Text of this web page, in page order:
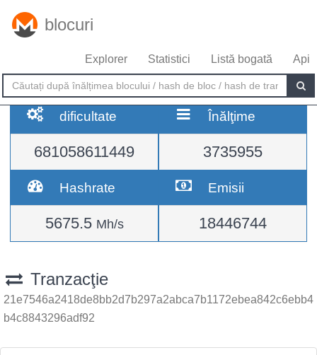
blocuri
Explorer Statistici Listă bogată Api
dificultate
681058611449
Înălţime
3735955
Hashrate
5675.5 Mh/s
Emisii
18446744
Tranzacţie
21e7546a2418de8bb2d7b297a2abca7b1172ebea842c6ebb4
b4c8843296adf92